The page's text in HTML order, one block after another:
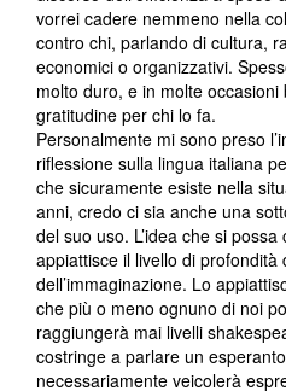
vorrei cadere nemmeno nella
contro chi, parlando di cultura,
economici o organizzativi.
molto duro, e in molte
gratitudine per chi lo fa.
Personalmente mi sono preso
riflessione sulla lingua italiana
che sicuramente esiste nella
anni, credo ci sia anche una
del suo uso. L’idea che si
appiattisce il livello di profondità
dell’immaginazione. Lo
che più o meno ognuno di noi
raggiungerà mai livelli
costringe a parlare un
necessariamente veicolerà